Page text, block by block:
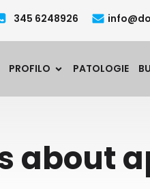
345 6248926
PROFILO PATOLOGIE
about